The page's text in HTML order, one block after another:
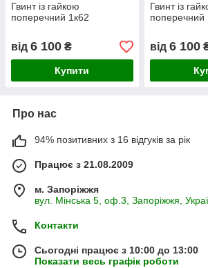
Гвинт із гайкою
поперечний 1к62
від 6 100 ₴
Купити
Гвинт із
поперечний
від 6 100
Про нас
94% позитивних з 16 відгуків за рік
Працює з 21.08.2009
м. Запоріжжя
вул. Мінська 5, оф.3, Запоріжжя,
Контакти
Сьогодні працює з 10:00 до 13:00
Показати весь графік роботи